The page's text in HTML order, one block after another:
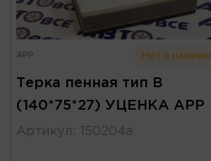
APP Нет в наличии
Терка пенная тип B
(140*75*27) УЦЕНКА APP
Артикул : 150204a